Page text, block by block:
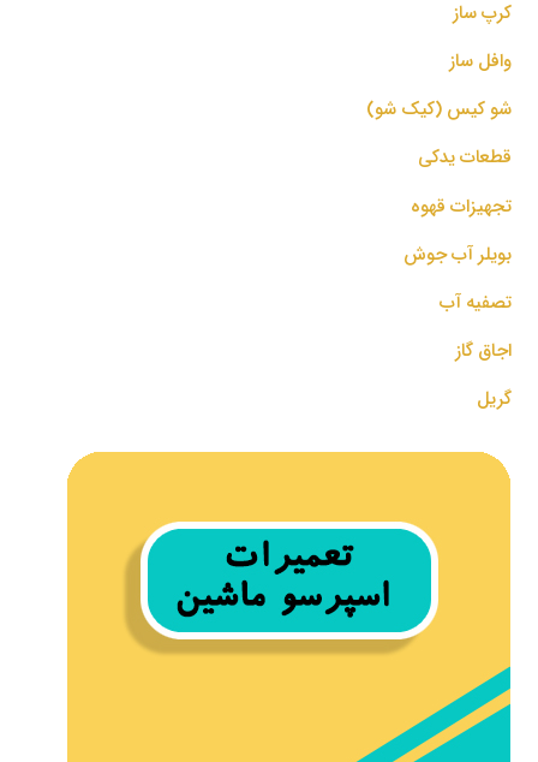
کرپ ساز
وافل ساز
شو کیس (کیک شو)
قطعات یدکی
تجهیزات قهوه
بویلر آب جوش
تصفیه آب
اجاق گاز
گریل